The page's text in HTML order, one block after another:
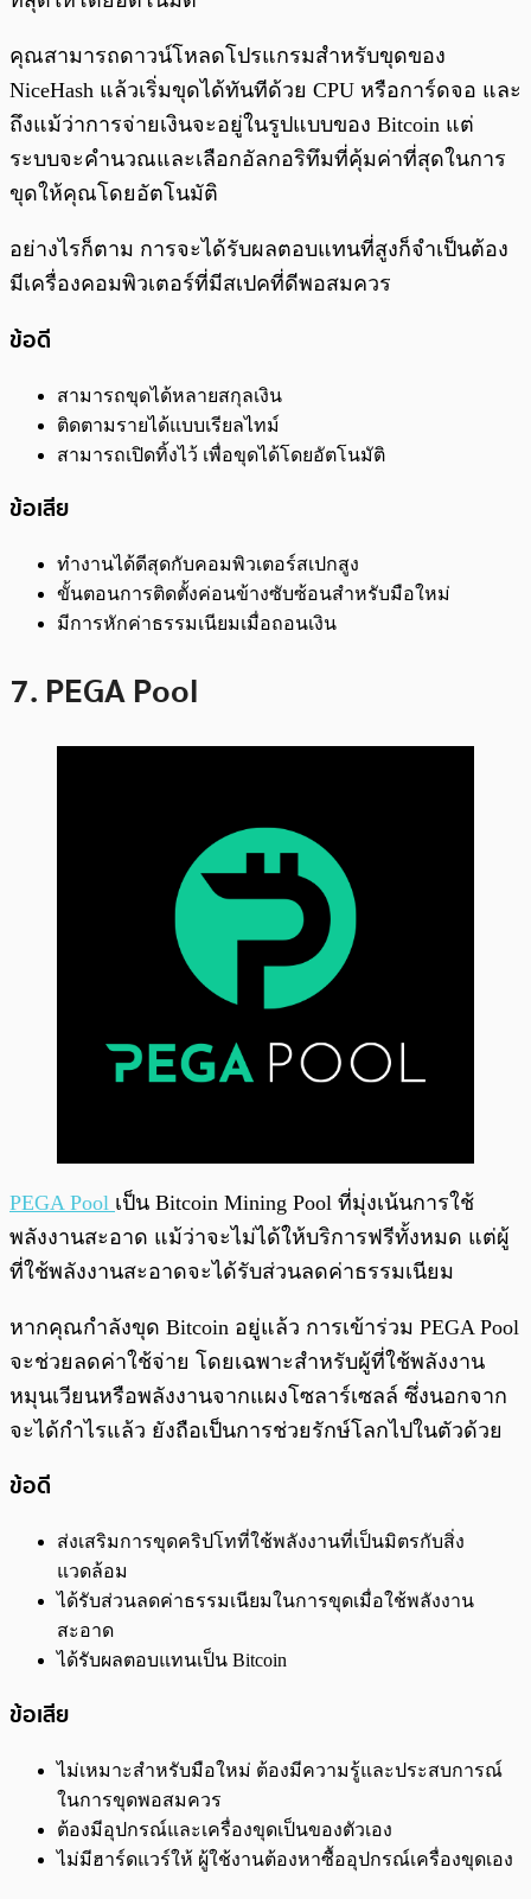
คุณสามารถดาวน์โหลดโปรแกรมสำหรับขุดของ
NiceHash แล้วเริ่มขุดได้ทันทีด้วย CPU หรือการ์ดจอ และ
ถึงแม้ว่าการจ่ายเงินจะอยู่ในรูปแบบของ Bitcoin แต่
ระบบจะคำนวณและเลือกอัลกอริทึมที่คุ้มค่าที่สุดในการ
ขุดให้คุณโดยอัตโนมัติ
อย่างไรก็ตาม การจะได้รับผลตอบแทนที่สูงก็จำเป็นต้อง
มีเครื่องคอมพิวเตอร์ที่มีสเปคที่ดีพอสมควร
ข้อดี
สามารถขุดได้หลายสกุลเงิน
ติดตามรายได้แบบเรียลไทม์
สามารถเปิดทิ้งไว้ เพื่อขุดได้โดยอัตโนมัติ
ข้อเสีย
ทำงานได้ดีสุดกับคอมพิวเตอร์สเปกสูง
ขั้นตอนการติดตั้งค่อนข้างซับซ้อนสำหรับมือใหม่
มีการหักค่าธรรมเนียมเมื่อถอนเงิน
7. PEGA Pool
PEGA Pool เป็น Bitcoin Mining Pool ที่มุ่งเน้นการใช้
พลังงานสะอาด แม้ว่าจะไม่ได้ให้บริการฟรีทั้งหมด แต่ผู้
ที่ใช้พลังงานสะอาดจะได้รับส่วนลดค่าธรรมเนียม
หากคุณกำลังขุด Bitcoin อยู่แล้ว การเข้าร่วม PEGA Pool
จะช่วยลดค่าใช้จ่าย โดยเฉพาะสำหรับผู้ที่ใช้พลังงาน
หมุนเวียนหรือพลังงานจากแผงโซลาร์เซลล์ ซึ่งนอกจาก
จะได้กำไรแล้ว ยังถือเป็นการช่วยรักษ์โลกไปในตัวด้วย
ข้อดี
ส่งเสริมการขุดคริปโทที่ใช้พลังงานที่เป็นมิตรกับสิ่ง
แวดล้อม
ได้รับส่วนลดค่าธรรมเนียมในการขุดเมื่อใช้พลังงาน
สะอาด
ได้รับผลตอบแทนเป็น Bitcoin
ข้อเสีย
ไม่เหมาะสำหรับมือใหม่ ต้องมีความรู้และประสบการณ์
ในการขุดพอสมควร
ต้องมีอุปกรณ์และเครื่องขุดเป็นของตัวเอง
ไม่มีฮาร์ดแวร์ให้ ผู้ใช้งานต้องหาซื้ออุปกรณ์เครื่องขุดเอง